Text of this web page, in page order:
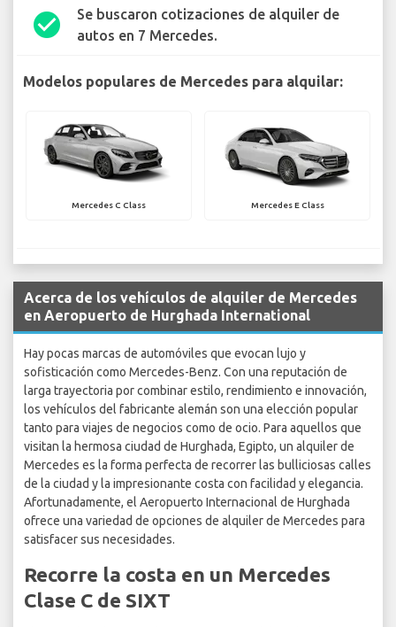
check_circle
Se buscaron cotizaciones de alquiler de
autos en 7 Mercedes.
Modelos populares de Mercedes para alquilar:
Mercedes C Class Mercedes E Class
Acerca de los vehículos de alquiler de Mercedes
en Aeropuerto de Hurghada International
Hay pocas marcas de automóviles que evocan lujo y
sofisticación como Mercedes-Benz. Con una reputación de
larga trayectoria por combinar estilo, rendimiento e innovación,
los vehículos del fabricante alemán son una elección popular
tanto para viajes de negocios como de ocio. Para aquellos que
visitan la hermosa ciudad de Hurghada, Egipto, un alquiler de
Mercedes es la forma perfecta de recorrer las bulliciosas calles
de la ciudad y la impresionante costa con facilidad y elegancia.
Afortunadamente, el Aeropuerto Internacional de Hurghada
ofrece una variedad de opciones de alquiler de Mercedes para
satisfacer sus necesidades.
Recorre la costa en un Mercedes
Clase C de SIXT